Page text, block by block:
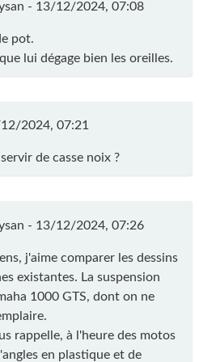
- 13/12/2024, 07:08
pot.
lui dégage bien les oreilles.
2024, 07:21
de casse noix ?
- 13/12/2024, 07:26
j'aime comparer les dessins
existantes. La suspension
1000 GTS, dont on ne
rappelle, à l'heure des motos
en plastique et de